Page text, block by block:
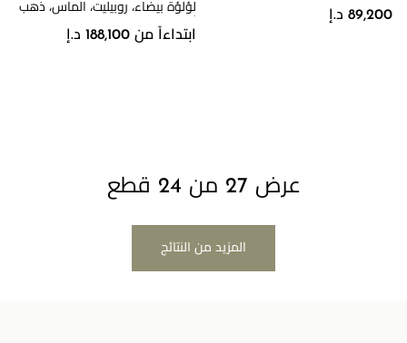
89,200 د.إ
لؤلؤة بيضاء، روبيليت، الماس، ذهب
أبيض
ابتداءاً من 188,100 د.إ
عرض 27 من 24 قطع
المزيد من النتائج